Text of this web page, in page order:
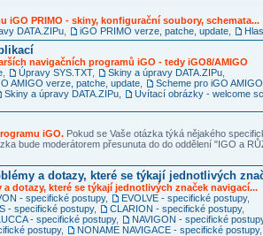
iGO PRIMO - skiny, konfigurační soubory, schemata...
DATA.ZIPu iGO PRIMO verze, patche, update
navigačních programů iGO - tedy iGO8/AMIGO
Úpravy SYS.TXT, Skiny a úpravy DATA.ZIPu
AMIGO verze, patche, update Scheme pro iGO AMIGO
Skiny a úpravy DATA.ZIPu Uvítací obrázky - welcome
iGO. Pokud se Vaše otázka týká nějakého
bude moderátorem přesunuta do do oddělení "IGO a
a dotazy, které se týkají jednotlivých
dotazy, které se týkají jednotlivých značek navigací...
- specifické postupy, EVOLVE - specifické postupy,
- specifické postupy, CLARION - specifické postupy,
- specifické postupy, NAVIGON - specifické
postupy, NONAME NAVIGACE - specifické postupy,